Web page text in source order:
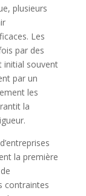
plusieurs
Les
par des
initial souvent
par un
les
la
la première
contraintes